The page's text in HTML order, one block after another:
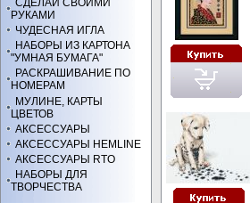
СДЕЛАЙ СВОИМИ
РУКАМИ
ЧУДЕСНАЯ ИГЛА
НАБОРЫ ИЗ КАРТОНА
"УМНАЯ БУМАГА"
РАСКРАШИВАНИЕ ПО
НОМЕРАМ
МУЛИНЕ, КАРТЫ
ЦВЕТОВ
АКСЕССУАРЫ
АКСЕССУАРЫ HEMLINE
АКСЕССУАРЫ RTO
НАБОРЫ ДЛЯ
ТВОРЧЕСТВА